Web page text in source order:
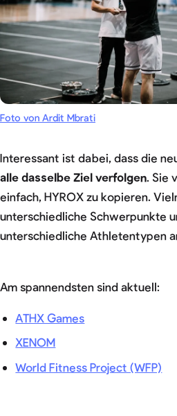
Foto von Ardit Mbrati
Interessant ist dabei, dass die
alle dasselbe Ziel verfolgen. Sie
einfach, HYROX zu kopieren.
unterschiedliche Schwerpunkte
unterschiedliche Athletentypen
Am spannendsten sind aktuell:
ATHX Games
XENOM
World Fitness Project (WFP)